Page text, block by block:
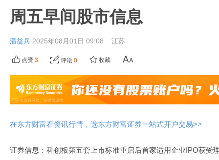
周五早间股市信息
潘益兵 2025年08月01日 09:08 江苏
点赞 3 评论 0 收藏
在东方财富看资讯行情，选东方财富证券一站式开户交易>>
证券信息：科创板第五套上市标准重启后首家适用企业IPO获受